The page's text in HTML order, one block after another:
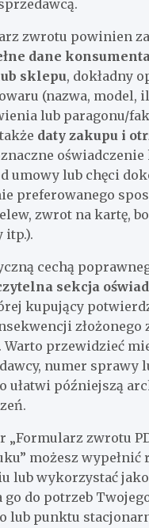
zwrotu powinien
dane
sklepu, dokładny
(nazwa, model,
lub paragonu/
daty zakupu i
umowy lub chęci
preferowanego
zwrot na kartę,
itp.).
cechą
sekcja
kupujący
złożonego
Warto przewidzieć
numer sprawy
ułatwi późniejszą
„Formularz zwrotu
możesz wypełnić
lub wykorzystać jako
go do potrzeb
lub punktu